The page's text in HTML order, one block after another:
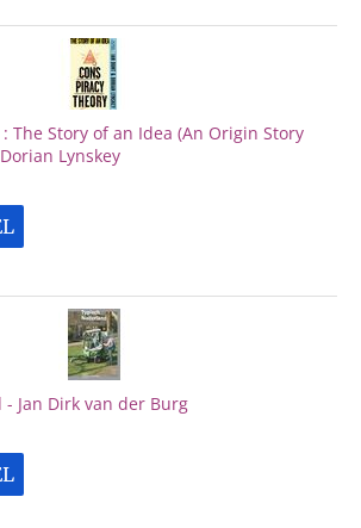
The Story of an Idea (An Origin Story
Lynskey
Jan Dirk van der Burg